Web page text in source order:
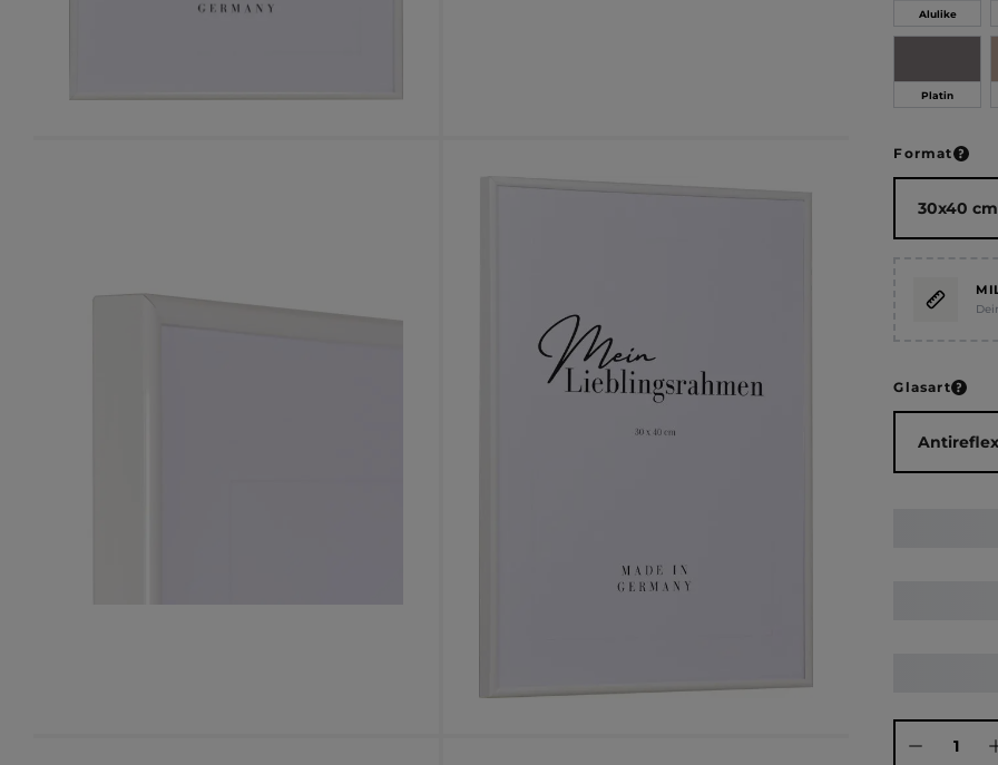
Alulike
Platin
Format
Glasart